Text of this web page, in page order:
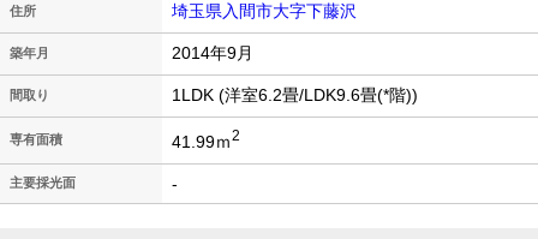
住所 埼玉県入間市大字下藤沢
築年月 2014年9月
間取り 1LDK (洋室6.2畳/LDK9.6畳(*階))
専有面積 41.99ｍ2
主要採光面 -